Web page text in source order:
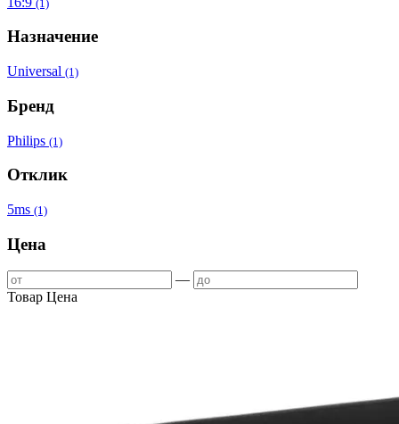
(1)
Назначение
Universal (1)
Бренд
Philips (1)
Отклик
5ms (1)
Цена
—
Товар Цена